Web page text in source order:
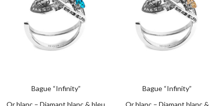
Bague “Infinity”
Or blanc – Diamant blanc & bleu
Bague “Infinity”
Or blanc – Diamant blanc &